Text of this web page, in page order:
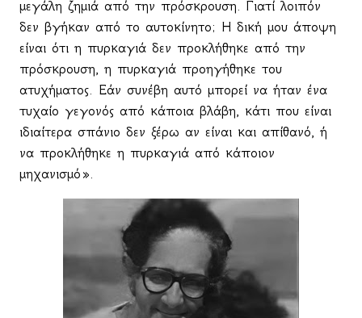
μεγάλη ζημιά από την πρόσκρουση. Γιατί λοιπόν
δεν βγήκαν από το αυτοκίνητο; Η δική μου άποψη
είναι ότι η πυρκαγιά δεν προκλήθηκε από την
πρόσκρουση, η πυρκαγιά προηγήθηκε του
ατυχήματος. Εάν συνέβη αυτό μπορεί να ήταν ένα
τυχαίο γεγονός από κάποια βλάβη, κάτι που είναι
ιδιαίτερα σπάνιο δεν ξέρω αν είναι και απίθανό, ή
να προκλήθηκε η πυρκαγιά από κάποιον
μηχανισμό».